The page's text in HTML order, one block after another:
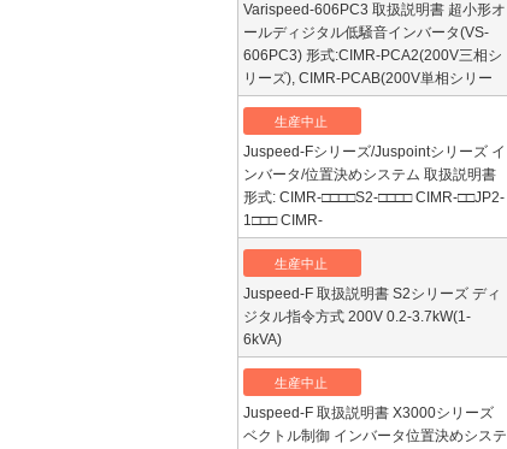
Varispeed-606PC3 取扱説明書 超小形オ
ールディジタル低騒音インバータ(VS-
606PC3) 形式:CIMR-PCA2(200V三相シ
リーズ), CIMR-PCAB(200V単相シリー
生産中止
Juspeed-Fシリーズ/Juspointシリーズ イ
ンバータ/位置決めシステム 取扱説明書
形式: CIMR-□□□□S2-□□□□ CIMR-□□JP2-
1□□□ CIMR-
生産中止
Juspeed-F 取扱説明書 S2シリーズ ディ
ジタル指令方式 200V 0.2-3.7kW(1-
6kVA)
生産中止
Juspeed-F 取扱説明書 X3000シリーズ
ベクトル制御 インバータ位置決めシステ